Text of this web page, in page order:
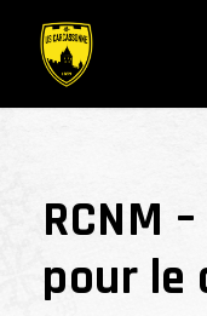
RCNM
pour le